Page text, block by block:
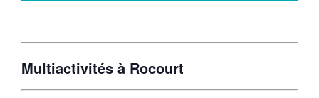
Multiactivités à Rocourt